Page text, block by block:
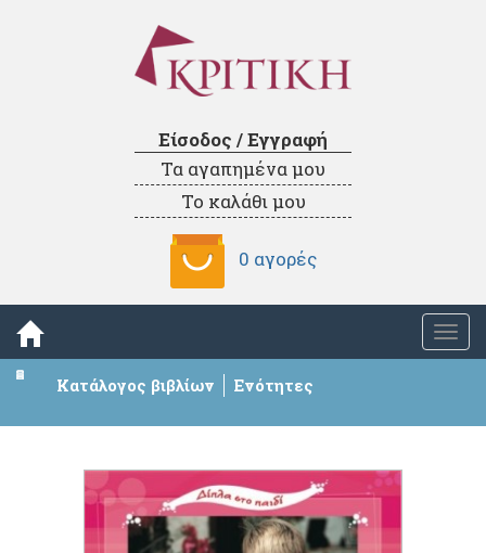
Είσοδος / Εγγραφή
Τα αγαπημένα μου
Το καλάθι μου
0 αγορές
Κατάλογος βιβλίων Ενότητες